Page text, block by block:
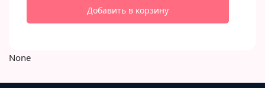
Добавить в корзину
None